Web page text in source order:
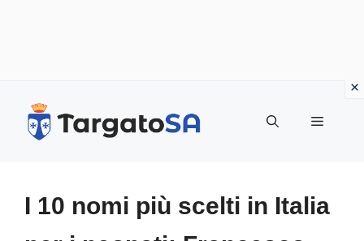
Menu
I 10 nomi più scelti in Italia